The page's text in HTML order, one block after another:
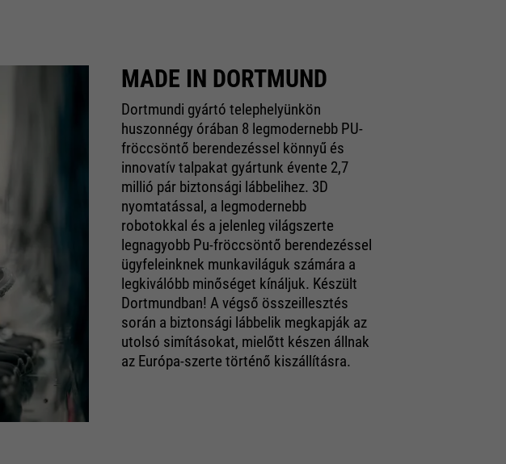
MADE IN DORTMUND
Dortmundi gyártó telephelyünkön
huszonnégy órában 8 legmodernebb PU-
fröccsöntő berendezéssel könnyű és
innovatív talpakat gyártunk évente 2,7
millió pár biztonsági lábbelihez. 3D
nyomtatással, a legmodernebb
robotokkal és a jelenleg világszerte
legnagyobb Pu-fröccsöntő berendezéssel
ügyfeleinknek munkaviláguk számára a
legkiválóbb minőséget kínáljuk. Készült
Dortmundban! A végső összeillesztés
során a biztonsági lábbelik megkapják az
utolsó simításokat, mielőtt készen állnak
az Európa-szerte történő kiszállításra.